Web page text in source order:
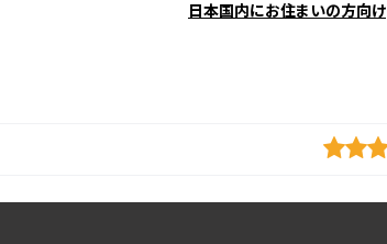
日本国内にお住まいの方向け